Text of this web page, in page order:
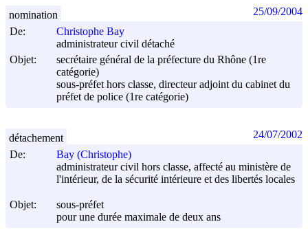
De:
Christophe Bay
administrateur civil détaché
Objet:
secrétaire général de la préfecture du Rhône (1re
catégorie)
sous-préfet hors classe, directeur adjoint du cabinet du
préfet de police (1re catégorie)
nomination 25/09/2004
De:
Bay (Christophe)
administrateur civil hors classe, affecté au ministère de
l'intérieur, de la sécurité intérieure et des libertés locales
Objet:
sous-préfet
pour une durée maximale de deux ans
détachement 24/07/2002